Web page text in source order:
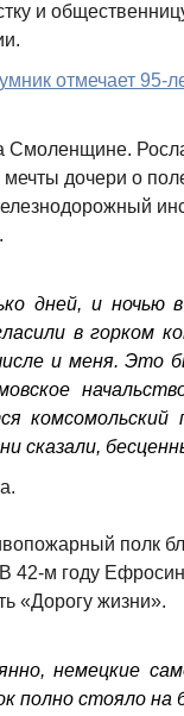
и
дочери о
дней, и
в горком
и меня. Это
комсомольский
сказали,
полк
42-м году
«Дорогу жизни».
немецкие
полно стояло на